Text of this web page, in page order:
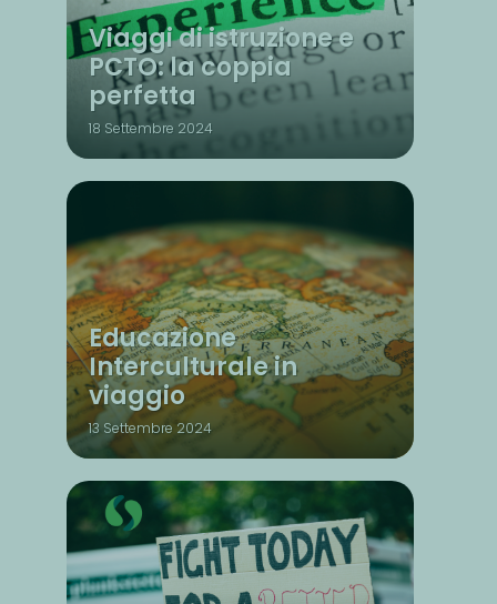
Viaggi di istruzione e
PCTO: la coppia
perfetta
18 Settembre 2024
Educazione
Interculturale in
viaggio
13 Settembre 2024